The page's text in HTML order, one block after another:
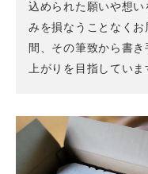
込められた願いや想
みを損なうことなく
間、その筆致から書
上がりを目指していま